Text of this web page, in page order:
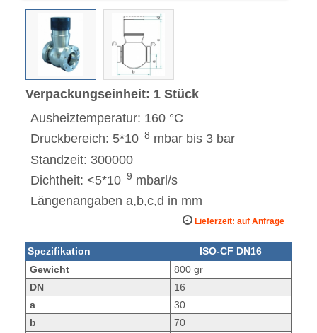
Verpackungseinheit: 1 Stück
Ausheiztemperatur: 160 °C
Druckbereich: 5*10–8 mbar bis 3 bar
Standzeit: 300000
Dichtheit: <5*10–9 mbarl/s
Längenangaben a,b,c,d in mm
Lieferzeit: auf Anfrage
Spezifikation
ISO-CF DN16
Gewicht
800 gr
DN
16
a
30
b
70